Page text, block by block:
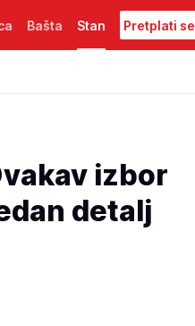
Bašta Stan Pretplati se
izbor
detalj